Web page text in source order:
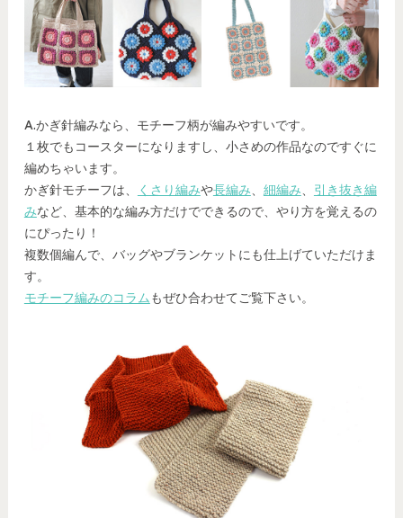
A.かぎ針編みなら、モチーフ柄が編みやすいです。
１枚でもコースターになりますし、小さめの作品なのですぐに
編めちゃいます。
かぎ針モチーフは、
くさり編みや長編み、 細編み、 引き抜き編
みなど、基本的な編み方だけでできるので、やり方を覚えるの
にぴったり！
複数個編んで、バッグやブランケットにも仕上げていただけま
す。
モチーフ編みのコラムもぜひ合わせてご覧下さい。